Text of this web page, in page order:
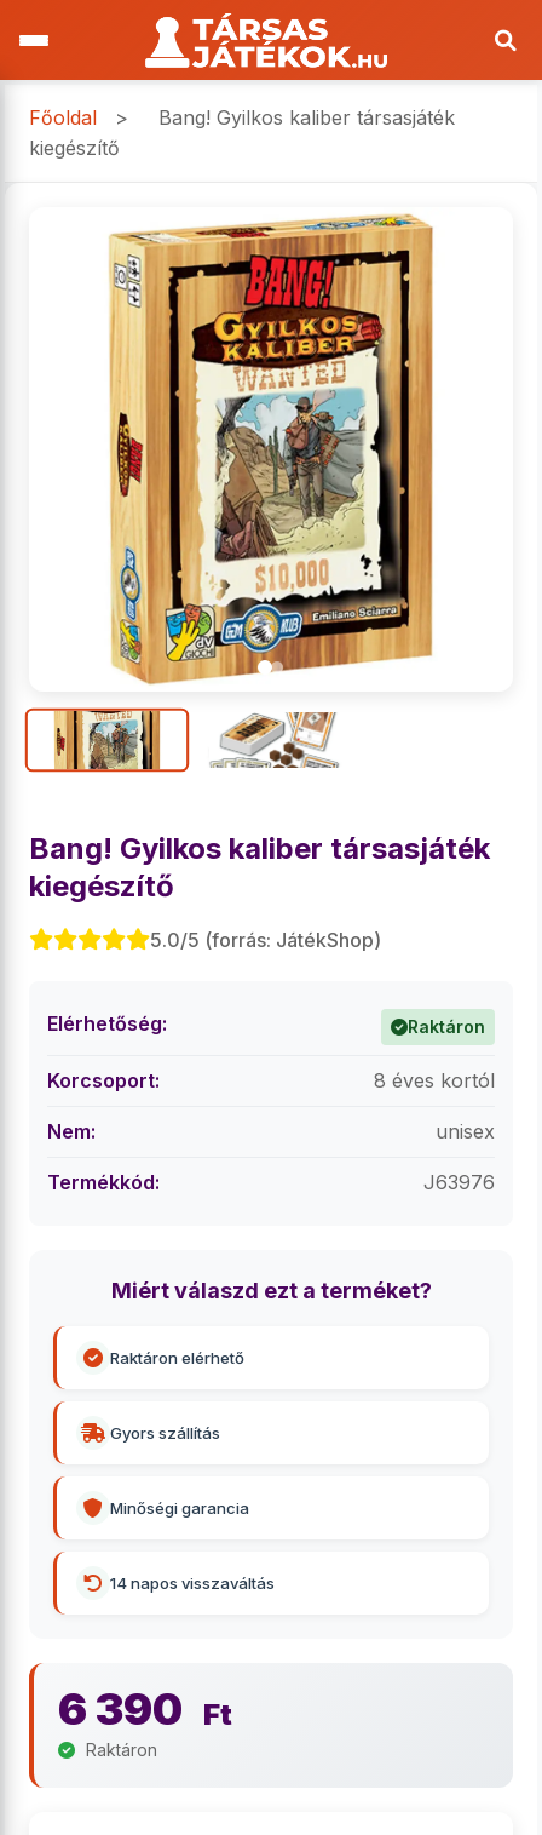
Főoldal >
Bang! Gyilkos kaliber társasjáték
kiegészítő
Bang! Gyilkos kaliber társasjáték
kiegészítő
5.0/5 (forrás: JátékShop)
Elérhetőség: Raktáron
Korcsoport: 8 éves kortól
Nem: unisex
Termékkód: J63976
Miért válaszd ezt a terméket?
Raktáron elérhető
Gyors szállítás
Minőségi garancia
14 napos visszaváltás
6 390 Ft
Raktáron